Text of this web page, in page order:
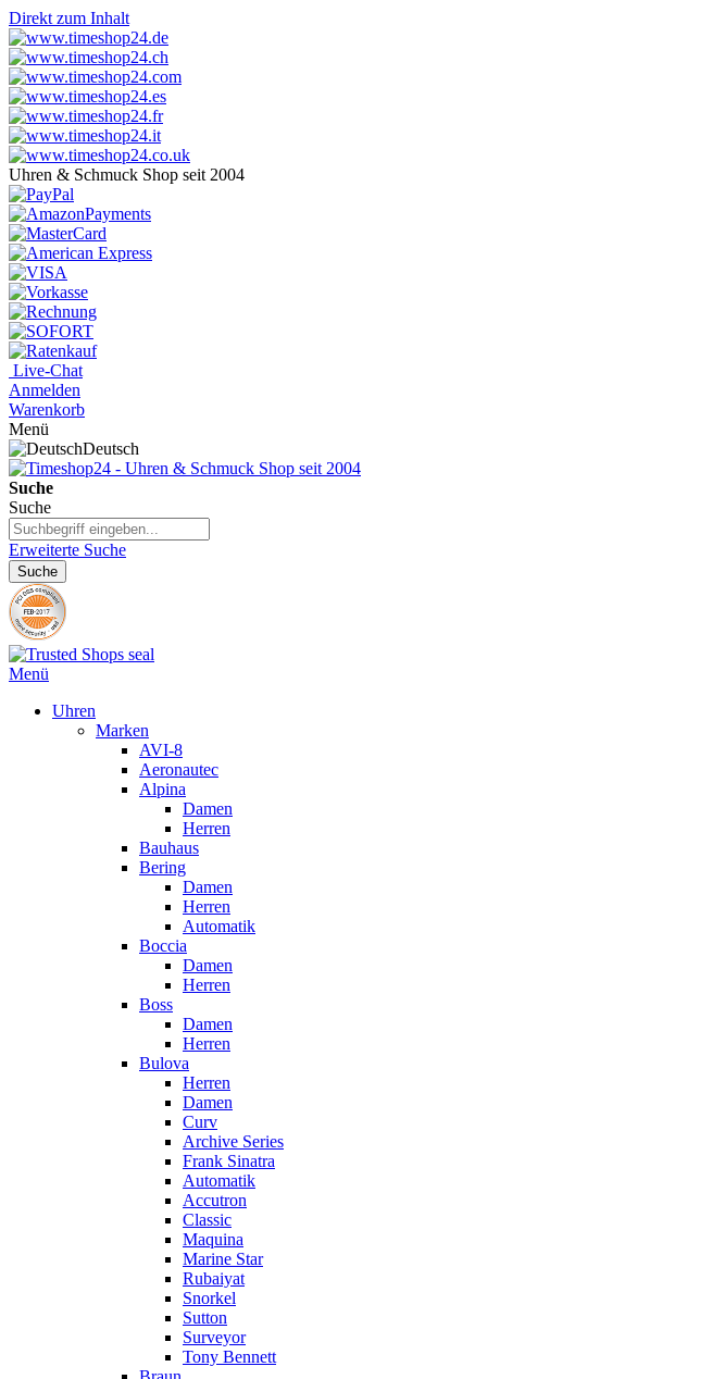
Direkt zum Inhalt
Uhren & Schmuck Shop seit 2004
Live-Chat
Anmelden
Warenkorb
Menü
Deutsch
Suche
Suche
Erweiterte Suche
Suche
Menü
Uhren
Marken
AVI-8
Aeronautec
Alpina
Damen
Herren
Bauhaus
Bering
Damen
Herren
Automatik
Boccia
Damen
Herren
Boss
Damen
Herren
Bulova
Herren
Damen
Curv
Archive Series
Frank Sinatra
Automatik
Accutron
Classic
Maquina
Marine Star
Rubaiyat
Snorkel
Sutton
Surveyor
Tony Bennett